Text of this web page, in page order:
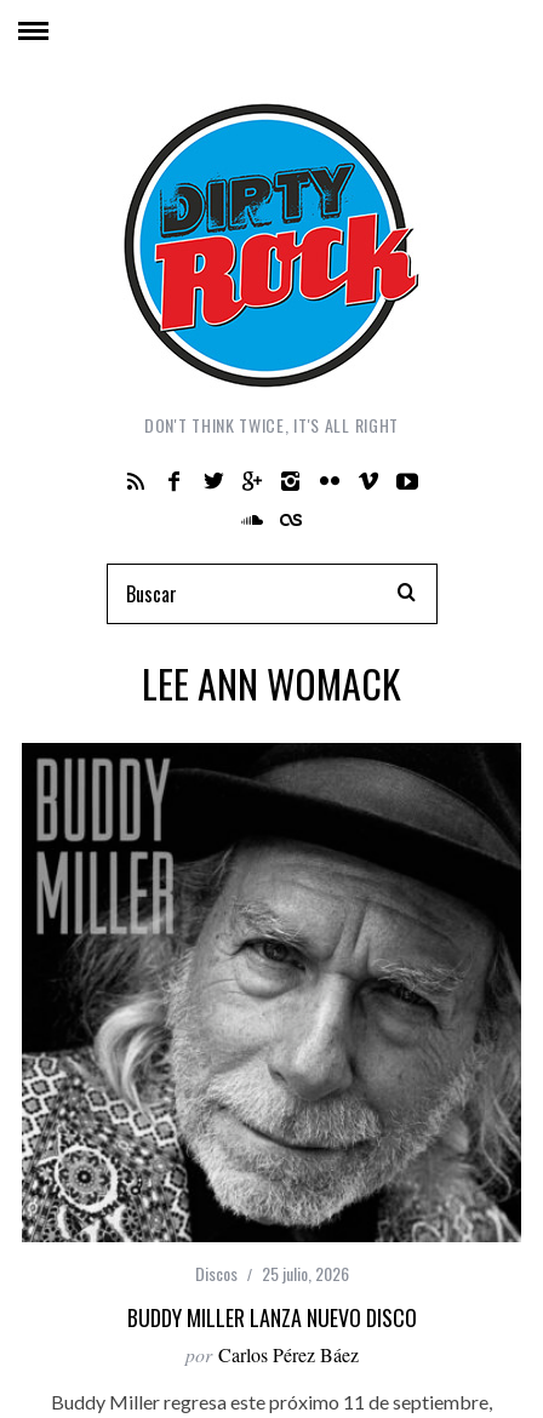
DON'T THINK TWICE, IT'S ALL RIGHT
LEE ANN WOMACK
Discos 25 julio, 2026
BUDDY MILLER LANZA NUEVO DISCO
por Carlos Pérez Báez
Buddy Miller regresa este próximo 11 de septiembre,